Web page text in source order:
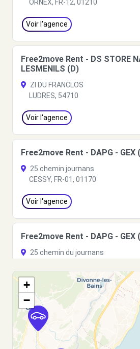
ORNEX, FR-12, 01210
Voir l'agence
Free2move Rent - DS STORE
LESMENILS (D)
ZI DU FRANCLOS
LUDRES, 54710
Voir l'agence
Free2move Rent - DAPG - GEX
25 chemin journans
CESSY, FR-01, 01170
Voir l'agence
Free2move Rent - DAPG - GEX
25 chemin du journans
Voir l'agence
DS Rent - Genève 24/7
RTE DES ACACIAS 27
GENEVE, 1211
+
−